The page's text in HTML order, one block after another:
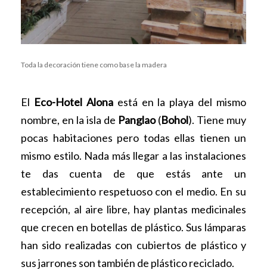
Toda la decoración tiene como base la madera
El Eco-Hotel Alonaestá en la playa del mismo
nombre, en la isla de Panglao(Bohol). Tiene muy
pocas habitaciones pero todas ellas tienen un
mismo estilo. Nada más llegar a las instalaciones
te das cuenta de que estás ante un
establecimiento respetuoso con el medio. En su
recepción, al aire libre, hay plantas medicinales
que crecen en botellas de plástico. Sus lámparas
han sido realizadas con cubiertos de plástico y
sus jarrones son también de plástico reciclado.